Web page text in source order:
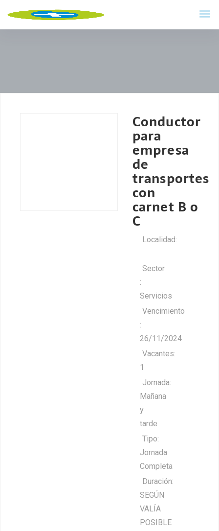
Conductor
para
empresa
de
transportes
con
carnet B o
C
Localidad:
Sector
:
Servicios
Vencimiento
:
26/11/2024
Vacantes:
1
Jornada:
Mañana
y
tarde
Tipo:
Jornada
Completa
Duración:
SEGÚN
VALÍA
POSIBLE